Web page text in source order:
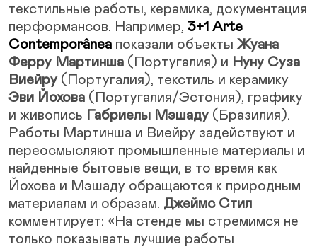
текстильные работы, керамика, документация
перформансов. Например, 3+1 Arte
Contemporânea показали объекты Жуана
Ферру Мартинша (Португалия) и Нуну Суза
Виейру(Португалия), текстиль и керамику
Эви Йохова (Португалия/Эстония), графику
и живопись Габриелы Мэшаду(Бразилия).
Работы Мартинша и Виейру задействуют и
переосмысляют промышленные материалы и
найденные бытовые вещи, в то время как
Йохова и Мэшаду обращаются к природным
материалам и образам. Джеймс Стил
комментирует: «На стенде мы стремимся не
только показывать лучшие работы